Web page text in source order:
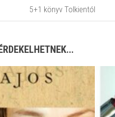
5+1 könyv Tolkientól